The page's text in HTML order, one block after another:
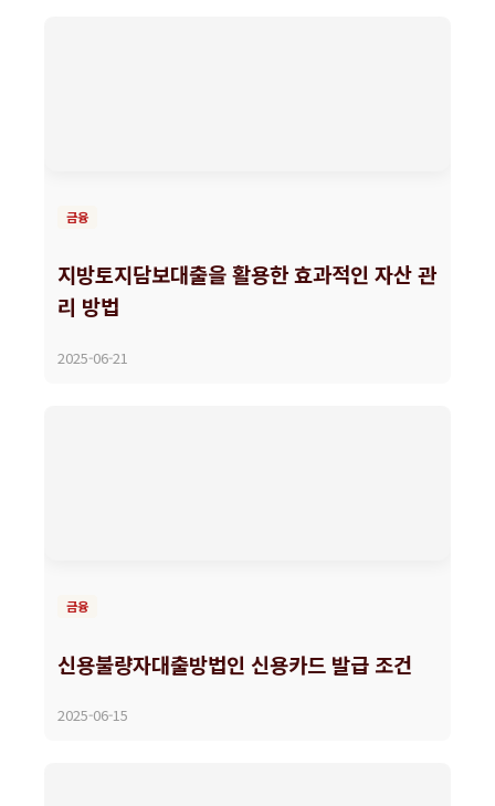
금융
지방토지담보대출을 활용한 효과적인 자산 관
리 방법
2025-06-21
금융
신용불량자대출방법인 신용카드 발급 조건
2025-06-15